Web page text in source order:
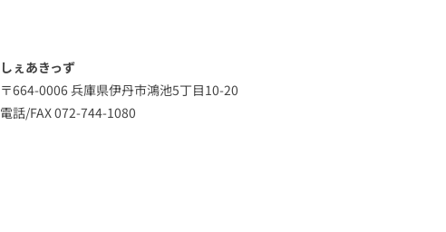
しぇあきっず
〒664-0006 兵庫県伊丹市鴻池5丁目10-20
電話/FAX 072-744-1080